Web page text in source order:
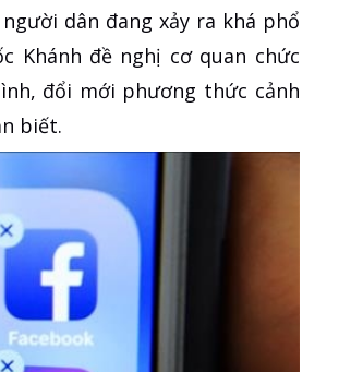
dân đang xảy ra khá phổ
Khánh đề nghị cơ quan chức
đổi mới phương thức cảnh
biết.